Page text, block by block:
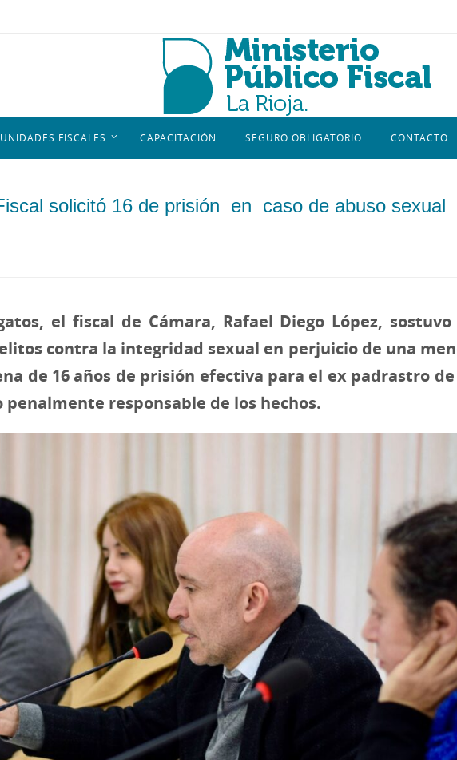
UNIDADES FISCALES CAPACITACIÓN SEGURO OBLIGATORIO CONTACTO
solicitó 16 de prisión en caso de abuso sexual
el fiscal de Cámara, Rafael Diego López, sostuvo
contra la integridad sexual en perjuicio de una
de 16 años de prisión efectiva para el ex padrastro
responsable de los hechos.